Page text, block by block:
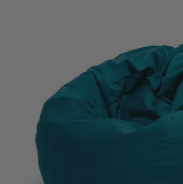
produkcie